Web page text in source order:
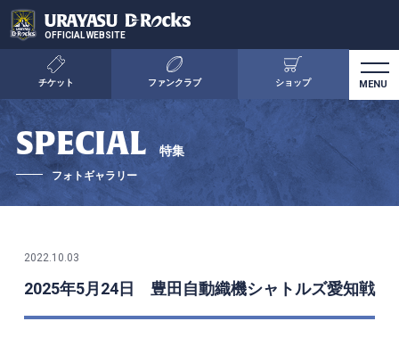
OFFICIAL WEBSITE
チケット ファンクラブ ショップ
SPECIAL 特集
フォトギャラリー
2022.10.03
2025年5月24日 豊田自動織機シャトルズ愛知戦